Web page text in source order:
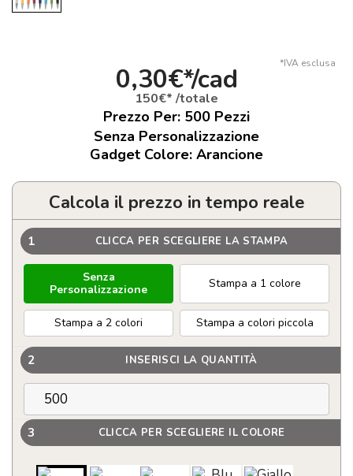
*IVA esclusa
0,30€*/cad
150€* /totale
Prezzo Per: 500 Pezzi
Senza Personalizzazione
Gadget Colore: Arancione
Calcola il prezzo in tempo reale
1 CLICCA PER SCEGLIERE LA STAMPA
Senza
Personalizzazione
Stampa a 1 colore
Stampa a 2 colori Stampa a colori piccola
2 INSERISCI LA QUANTITÀ
3 CLICCA PER SCEGLIERE IL COLORE